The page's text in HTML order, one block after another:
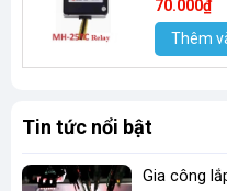
70.000₫
Thêm
Tin tức nổi bật
Gia công